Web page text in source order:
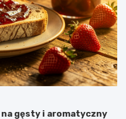
gęsty i aromatyczny